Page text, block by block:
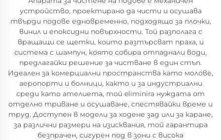
устройство, проектирано да чисти и осушава
твърди подове едновременно, подходящо за плочки,
винил и епоксидни повърхности. Той разполага с
вращащи се щетки, които разтърсват праха, и
система с шампун, която собира отпаднали води,
предлагайки решение за чистване в един стъп.
Идеален за комерциални пространства като молове,
аеропорти и болници, както и за индустриални
среди като ателиета, той eliminira нуждата от
отделно триване и осушаване, спестявайки време и
труд. Доступен в модели за ходене зад или за каране,
за различни размери на изисквания, той гарантира
безпрачен, сигурен под в зони с висока